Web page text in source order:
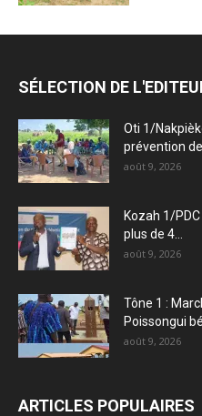
SÉLECTION DE
Oti 1/
prévention
août 9, 2026
Kozah 1/
plus de 4...
août 9, 2026
Tône 1 :
Poissongui
août 9, 2026
ARTICLES POPULAIRES